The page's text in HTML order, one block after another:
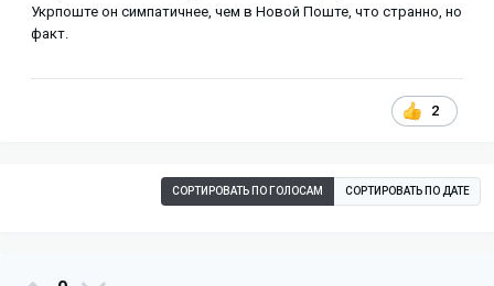
Укрпоште он симпатичнее, чем в Новой Поште, что странно, но
факт.
2
СОРТИРОВАТЬ ПО ГОЛОСАМ СОРТИРОВАТЬ ПО ДАТЕ